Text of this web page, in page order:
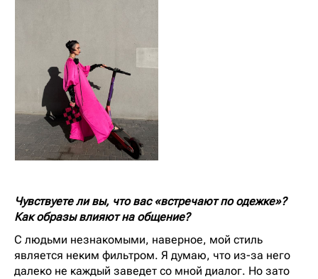
Чувствуете ли вы, что вас «встречают по одежке»?
Как образы влияют на общение?
С людьми незнакомыми, наверное, мой стиль
является неким фильтром. Я думаю, что из-за него
далеко не каждый заведет со мной диалог. Но зато